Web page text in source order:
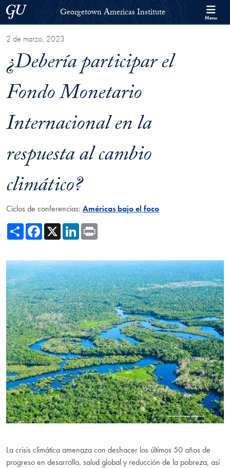
Skip to Georgetown Americas Institute Full Site Menu
Skip to main content
Georgetown UniversityGeorgetown Americas Institute Menu
2 de marzo, 2023
¿Debería participar el
Fondo Monetario
Internacional en la
respuesta al cambio
climático?
Ciclos de conferencias: Américas bajo el foco
ShareFacebook
X LinkedIn
La crisis climática amenaza con deshacer los últimos 50 años de
progreso en desarrollo, salud global y reducción de la pobreza, así